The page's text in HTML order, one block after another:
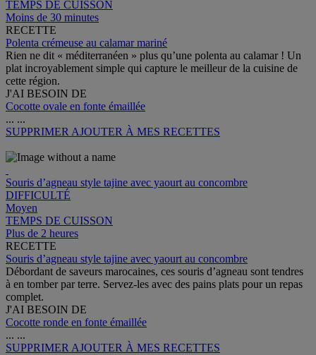
TEMPS DE CUISSON
Moins de 30 minutes
RECETTE
Polenta crémeuse au calamar mariné
Rien ne dit « méditerranéen » plus qu’une polenta au calamar ! Un
plat incroyablement simple qui capture le meilleur de la cuisine de
cette région.
J'AI BESOIN DE
Cocotte ovale en fonte émaillée
... ...
SUPPRIMER AJOUTER À MES RECETTES
Souris d’agneau style tajine avec yaourt au concombre
DIFFICULTÉ
Moyen
TEMPS DE CUISSON
Plus de 2 heures
RECETTE
Souris d’agneau style tajine avec yaourt au concombre
Débordant de saveurs marocaines, ces souris d’agneau sont tendres
à en tomber par terre. Servez-les avec des pains plats pour un repas
complet.
J'AI BESOIN DE
Cocotte ronde en fonte émaillée
... ...
SUPPRIMER AJOUTER À MES RECETTES